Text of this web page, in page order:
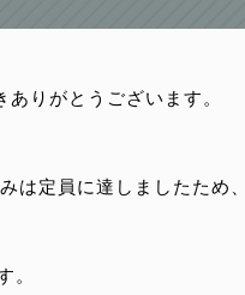
りがとうございます。
は定員に達しましたため
。